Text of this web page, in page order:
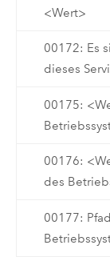
<Wert>
00172: Es
dieses
00175:
00176:
des
00177: